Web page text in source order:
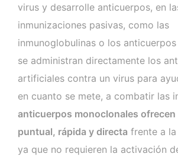
virus y desarrolle anticuerpos, en
inmunizaciones pasivas, como las
inmunoglobulinas o los
se administran directamente los
artificiales contra un virus para
en cuanto se mete, a combatir las
anticuerpos monoclonales
puntual, rápida y directa frente a
ya que no requieren la activación